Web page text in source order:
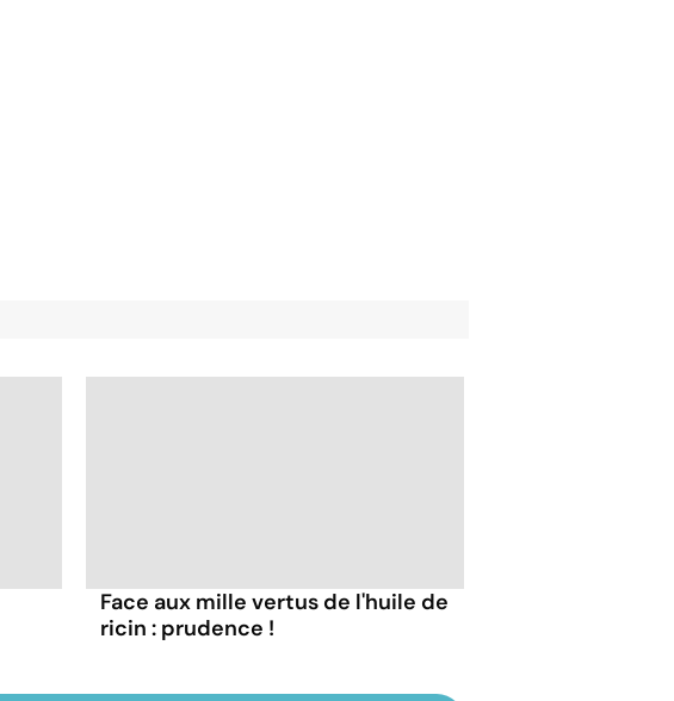
Face aux mille vertus de l'huile de
ricin : prudence !